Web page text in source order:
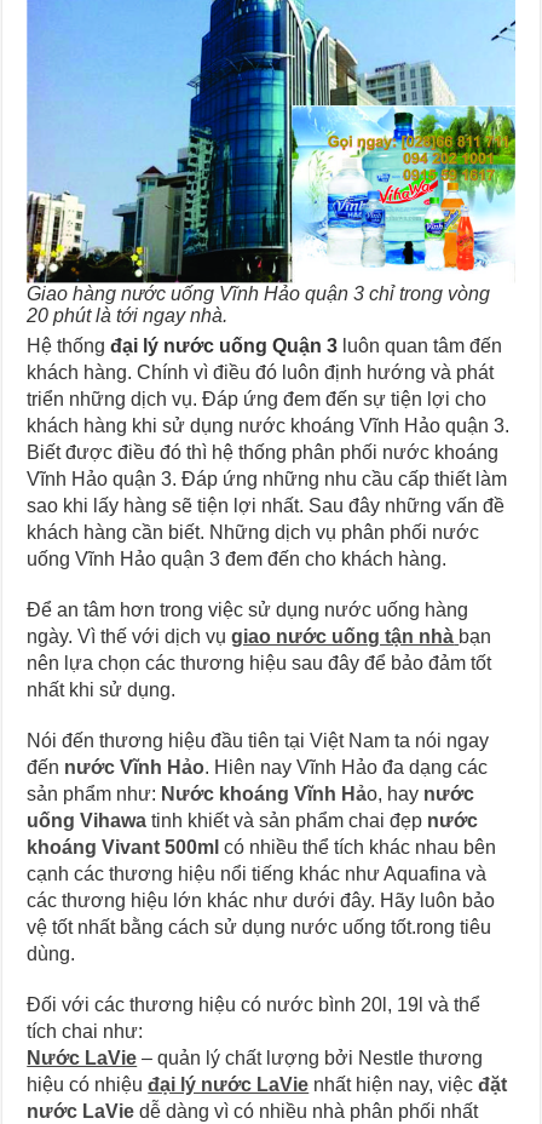
Giao hàng nước uống Vĩnh Hảo quận 3 chỉ trong vòng
20 phút là tới ngay nhà.
Hệ thốngđại lý nước uống Quận 3 luôn quan tâm đến
khách hàng. Chính vì điều đó luôn định hướng và phát
triển những dịch vụ. Đáp ứng đem đến sự tiện lợi cho
khách hàng khi sử dụng nước khoáng Vĩnh Hảo quận 3.
Biết được điều đó thì hệ thống phân phối nước khoáng
Vĩnh Hảo quận 3. Đáp ứng những nhu cầu cấp thiết làm
sao khi lấy hàng sẽ tiện lợi nhất. Sau đây những vấn đề
khách hàng cần biết. Những dịch vụ phân phối nước
uống Vĩnh Hảo quận 3 đem đến cho khách hàng.
Để an tâm hơn trong việc sử dụng nước uống hàng
ngày. Vì thế với dịch vụgiao nước uống tận nhà bạn
nên lựa chọn các thương hiệu sau đây để bảo đảm tốt
nhất khi sử dụng.
Nói đến thương hiệu đầu tiên tại Việt Nam ta nói ngay
đến nước Vĩnh Hảo. Hiên nay Vĩnh Hảo đa dạng các
sản phẩm như: Nước khoáng Vĩnh Hảo, hay nước
uống Vihawa tinh khiết và sản phẩm chai đẹp nước
khoáng Vivant 500ml có nhiều thể tích khác nhau bên
cạnh các thương hiệu nổi tiếng khác như Aquafina và
các thương hiệu lớn khác như dưới đây. Hãy luôn bảo
vệ tốt nhất bằng cách sử dụng nước uống tốt.rong tiêu
dùng.
Đối với các thương hiệu có nước bình 20l, 19l và thể
tích chai như:
Nước LaVie – quản lý chất lượng bởi Nestle thương
hiệu có nhiệuđại lý nước LaVie nhất hiện nay, việcđặt
nước LaVie dễ dàng vì có nhiều nhà phân phối nhất